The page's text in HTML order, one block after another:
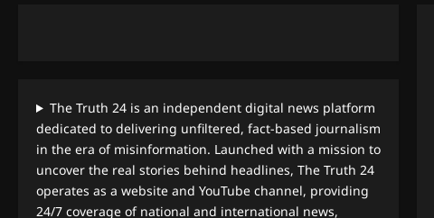
The Truth 24 is an independent digital news platform
dedicated to delivering unfiltered, fact-based journalism
in the era of misinformation. Launched with a mission to
uncover the real stories behind headlines, The Truth 24
operates as a website and YouTube channel, providing
24/7 coverage of national and international news,